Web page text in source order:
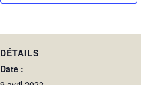
DÉTAILS
Date :